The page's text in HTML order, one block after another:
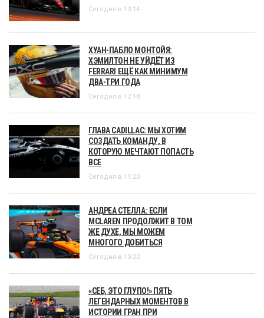
Сегодня в 13:14
ХУАН-ПАБЛО МОНТОЙЯ:
ХЭМИЛТОН НЕ УЙДЁТ ИЗ
FERRARI ЕЩЁ КАК МИНИМУМ
ДВА-ТРИ ГОДА
Сегодня в 12:18
ГЛАВА CADILLAC: МЫ ХОТИМ
СОЗДАТЬ КОМАНДУ, В
КОТОРУЮ МЕЧТАЮТ ПОПАСТЬ
ВСЕ
Сегодня в 11:20
АНДРЕА СТЕЛЛА: ЕСЛИ
MCLAREN ПРОДОЛЖИТ В ТОМ
ЖЕ ДУХЕ, МЫ МОЖЕМ
МНОГОГО ДОБИТЬСЯ
Сегодня в 10:22
«СЕБ, ЭТО ГЛУПО!» ПЯТЬ
ЛЕГЕНДАРНЫХ МОМЕНТОВ В
ИСТОРИИ ГРАН ПРИ